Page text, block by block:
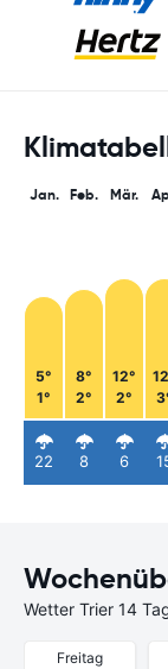
Jan.
5°
1°
22
Feb.
8°
2°
8
Mär.
12°
2°
6
Wetter Trier 14
Freitag